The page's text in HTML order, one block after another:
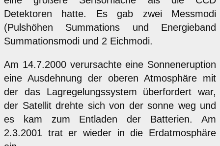
Detektoren hatte. Es gab zwei Messmodi
(Pulshöhen Summations und Energieband
Summationsmodi und 2 Eichmodi.
Am 14.7.2000 verursachte eine Sonneneruption
eine Ausdehnung der oberen Atmosphäre mit
der das Lagregelungssystem überfordert war,
der Satellit drehte sich von der sonne weg und
es kam zum Entladen der Batterien. Am
2.3.2001 trat er wieder in die Erdatmosphäre